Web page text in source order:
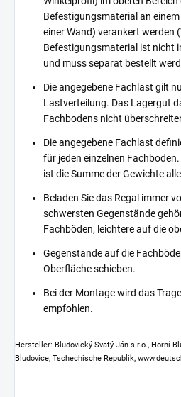
Befestigungsmaterial an
einer Wand) verankert werden
Befestigungsmaterial ist nicht
und muss separat bestellt
Die angegebene Fachlast gilt
Lastverteilung. Das Lagergut
Fachbodens nicht
Die angegebene Fachlast
für jeden einzelnen
ist die Summe der Gewichte
Beladen Sie das Regal immer
schwersten Gegenstände
Fachböden, leichtere auf die
Gegenstände auf die
Oberfläche schieben.
Bei der Montage wird das
empfohlen.
Hersteller: Bludovický Svatý Ján s.r.o., Horní
Bludovice, Tschechische Republik,